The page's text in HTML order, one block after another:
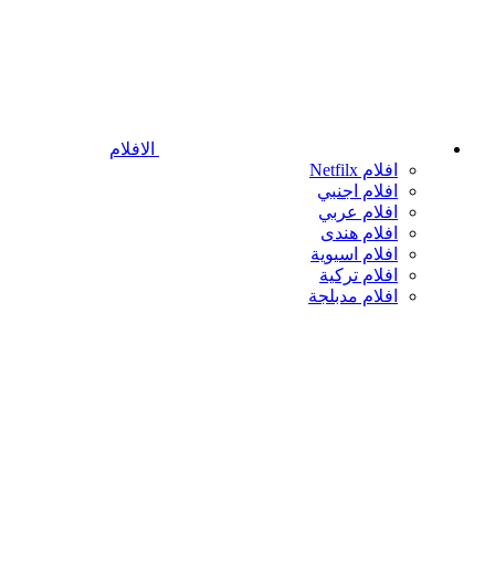
الافلام
افلام Netfilx
افلام اجنبي
افلام عربي
افلام هندى
افلام اسيوية
افلام تركية
افلام مدبلجة